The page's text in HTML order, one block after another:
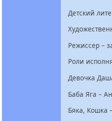
Детский
Режиссер –
Роли
Девочка
Баба Яга –
Бяка, Кошка